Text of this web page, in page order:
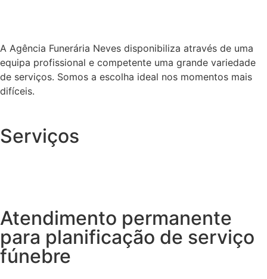
A Agência Funerária Neves disponibiliza através de uma
equipa profissional e competente uma grande variedade
de serviços. Somos a escolha ideal nos momentos mais
difíceis.
Serviços
Atendimento permanente
para planificação de serviço
fúnebre